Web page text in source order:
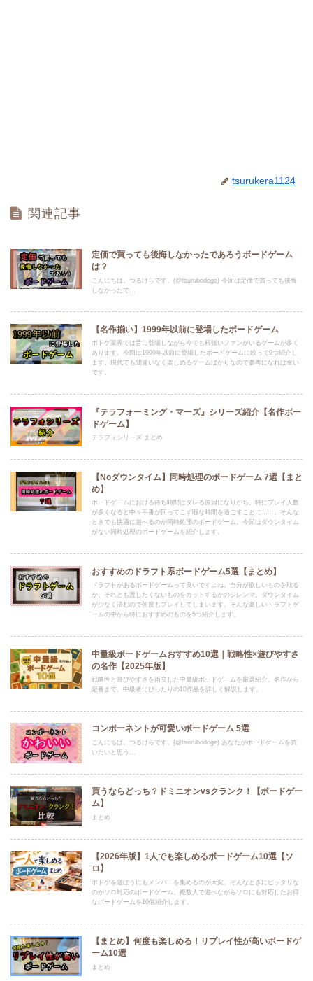
tsurukera1124
関連記事
定価で買っても後悔しなかったであろうボードゲーム
は？
こんにちは。つるけらです。(@tsurubodoge) 今回は定価で買っても後悔
しなかったで...
【名作揃い】1999年以前に登場したボードゲーム
ボドゲ業界では昔に登場しながら今でも根強いファンがいるゲームが多く
あります。今回は1999年以前に登場したボードゲームに絞って9つ紹介し
ます。現代でも間違いなく楽しめるゲームばかりなので参考になれば幸い
です。
『テラフォーミング・マーズ』シリーズ紹介【名作ボー
ドゲーム】
テラフォシリーズ まとめ
【Noダウンタイム】同時処理のボードゲーム 7選【まと
め】
ボードゲームにおける待ち時間はダレる原因になりがち。特にプレイ人数
が多くなると中々手番が回ってこず暇な時間を過ごすことに……。そんな
ときでも快適に遊べるのが同時処理のボードゲーム。今回はダウンタイム
がない同時処理のボードゲームを紹介します。
おすすめのドラフト系ボードゲーム5選【まとめ】
ドラフトがあるボードゲームって良いですよね。自分が欲しいものを取る
か、それとも渡したくないものをカットするかのジレンマ。ダウンタイム
が少なく済むので何度もプレイしてしまいます。そんな楽しいドラフトゲ
ームの中から特におすすめのものを5つ紹介します。
中量級ボードゲームおすすめ10選｜戦略性×遊びやすさ
の名作【2025年版】
戦略性と遊びやすさを両立した中量級ボードゲームを厳選紹介。名作から
定番まで、中級者にぴったりの10作品を詳しく解説します。
コンポーネントが可愛いボードゲーム 5選
こんにちは。つるけらです。(@tsurubodoge) あなたがボードゲームを買
いたいと思う...
買うならどっち？ドミニオンvsクランク！【ボードゲー
ム】
まとめ
【2026年版】1人でも楽しめるボードゲーム10選【ソ
ロ】
ボドゲを遊ぼうにもメンバーを集めるのが大変。そんなときにピッタリな
のがソロ対応のボードゲーム。複数人で遊べながらソロにも対応したお得
なボードゲームを10個紹介します。
【まとめ】何度も楽しめる！リプレイ性が高いボードゲ
ーム10選
まとめ